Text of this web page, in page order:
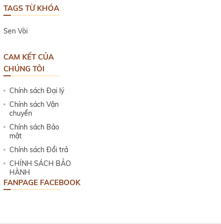
CAM KẾT CỦA
CHÚNG TÔI
Chính sách Vận
chuyển
Chính sách Bảo
mật
Chính sách Đổi trả
CHÍNH SÁCH BẢO
HÀNH
FANPAGE FACEBOOK
Copyright © 2026